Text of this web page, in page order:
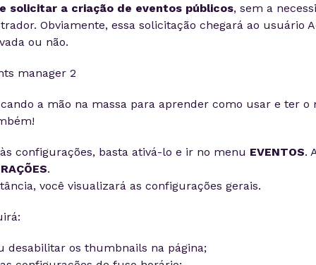
solicitar a criação de eventos públicos, sem a
Obviamente, essa solicitação chegará ao usuário
ou não.
a mão na massa para aprender como usar e ter o
configurações, basta ativá-lo e ir no menu EVENTOS.
.
você visualizará as configurações gerais.
desabilitar os thumbnails na página;